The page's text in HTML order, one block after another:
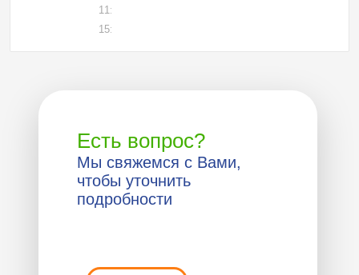
11:15-
15:00
Есть вопрос?
Мы свяжемся с Вами,
чтобы уточнить
подробности